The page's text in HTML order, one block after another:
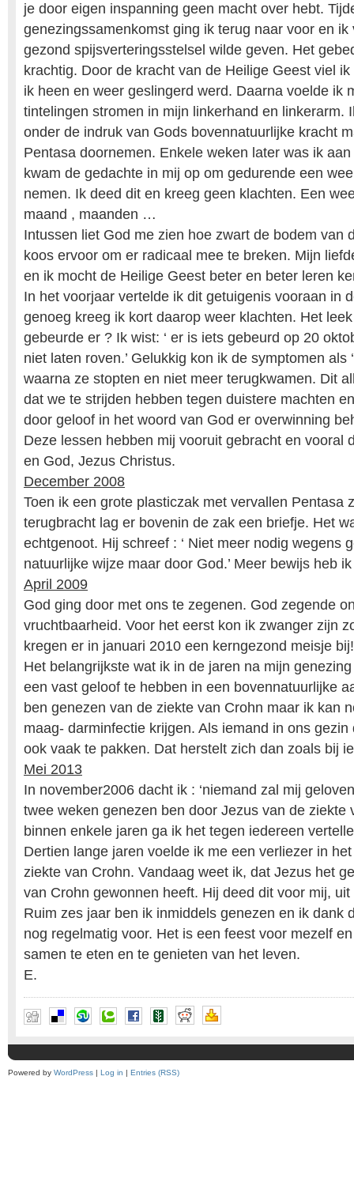
je door eigen inspanning geen macht over hebt.
genezingssamenkomst ging ik terug naar voor en
gezond spijsverteringsstelsel wilde geven. Het
krachtig. Door de kracht van de Heilige Geest viel
ik heen en weer geslingerd werd. Daarna voelde ik
tintelingen stromen in mijn linkerhand en linkerarm.
onder de indruk van Gods bovennatuurlijke kracht
Pentasa doornemen. Enkele weken later was ik
kwam de gedachte in mij op om gedurende een
nemen. Ik deed dit en kreeg geen klachten. Een
maand , maanden …
Intussen liet God me zien hoe zwart de bodem van
koos ervoor om er radicaal mee te breken. Mijn
en ik mocht de Heilige Geest beter en beter leren
In het voorjaar vertelde ik dit getuigenis vooraan in
genoeg kreeg ik kort daarop weer klachten. Het
gebeurde er ? Ik wist: ‘ er is iets gebeurd op 20
niet laten roven.’ Gelukkig kon ik de symptomen als
waarna ze stopten en niet meer terugkwamen. Dit
dat we te strijden hebben tegen duistere machten
door geloof in het woord van God er overwinning
Deze lessen hebben mij vooruit gebracht en vooral
en God, Jezus Christus.
December 2008
Toen ik een grote plasticzak met vervallen Pentasa
terugbracht lag er bovenin de zak een briefje. Het
echtgenoot. Hij schreef : ‘ Niet meer nodig wegens
natuurlijke wijze maar door God.’ Meer bewijs heb
April 2009
God ging door met ons te zegenen. God zegende
vruchtbaarheid. Voor het eerst kon ik zwanger zijn
kregen er in januari 2010 een kerngezond meisje bij!
Het belangrijkste wat ik in de jaren na mijn
een vast geloof te hebben in een bovennatuurlijke
ben genezen van de ziekte van Crohn maar ik kan
maag- darminfectie krijgen. Als iemand in ons
ook vaak te pakken. Dat herstelt zich dan zoals bij
Mei 2013
In november2006 dacht ik : ‘niemand zal mij
twee weken genezen ben door Jezus van de ziekte
binnen enkele jaren ga ik het tegen iedereen
Dertien lange jaren voelde ik me een verliezer in
ziekte van Crohn. Vandaag weet ik, dat Jezus het
van Crohn gewonnen heeft. Hij deed dit voor mij, uit
Ruim zes jaar ben ik inmiddels genezen en ik dank
nog regelmatig voor. Het is een feest voor mezelf
samen te eten en te genieten van het leven.
E.
Powered by WordPress | Log in | Entries (RSS)